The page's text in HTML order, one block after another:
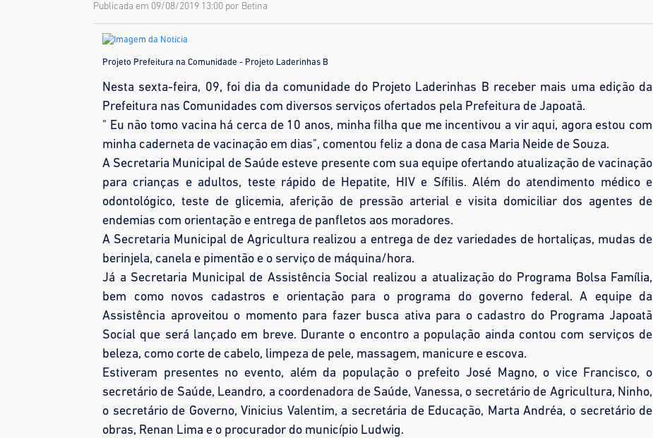
Publicada em 09/08/2019 13:00 por Betina
Projeto Prefeitura na Comunidade - Projeto Laderinhas B
Nesta sexta-feira, 09, foi dia da comunidade do Projeto Laderinhas B receber mais uma edição da
Prefeitura nas Comunidades com diversos serviços ofertados pela Prefeitura de Japoatã.
" Eu não tomo vacina há cerca de 10 anos, minha filha que me incentivou a vir aqui, agora estou com
minha caderneta de vacinação em dias", comentou feliz a dona de casa Maria Neide de Souza.
A Secretaria Municipal de Saúde esteve presente com sua equipe ofertando atualização de vacinação
para crianças e adultos, teste rápido de Hepatite, HIV e Sífilis. Além do atendimento médico e
odontológico, teste de glicemia, aferição de pressão arterial e visita domiciliar dos agentes de
endemias com orientação e entrega de panfletos aos moradores.
A Secretaria Municipal de Agricultura realizou a entrega de dez variedades de hortaliças, mudas de
berinjela, canela e pimentão e o serviço de máquina/hora.
Já a Secretaria Municipal de Assistência Social realizou a atualização do Programa Bolsa Família,
bem como novos cadastros e orientação para o programa do governo federal. A equipe da
Assistência aproveitou o momento para fazer busca ativa para o cadastro do Programa Japoatã
Social que será lançado em breve. Durante o encontro a população ainda contou com serviços de
beleza, como corte de cabelo, limpeza de pele, massagem, manicure e escova.
Estiveram presentes no evento, além da população o prefeito José Magno, o vice Francisco, o
secretário de Saúde, Leandro, a coordenadora de Saúde, Vanessa, o secretário de Agricultura, Ninho,
o secretário de Governo, Vinicius Valentim, a secretária de Educação, Marta Andréa, o secretário de
obras, Renan Lima e o procurador do município Ludwig.